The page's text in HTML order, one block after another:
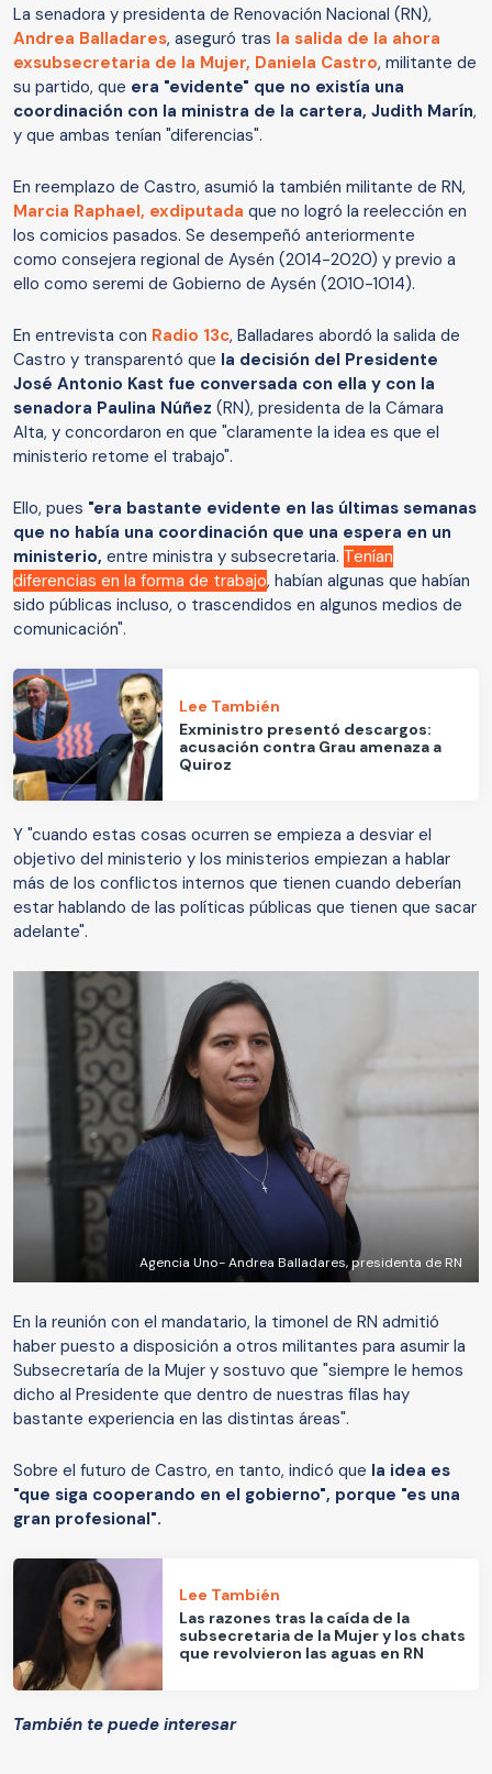
La senadora y presidenta de Renovación Nacional (RN),
Andrea Balladares, aseguró tras la salida de la ahora
exsubsecretaria de la Mujer, Daniela Castro, militante de
su partido, que era "evidente" que no existía una
coordinación con la ministra de la cartera, Judith Marín,
y que ambas tenían "diferencias".
En reemplazo de Castro, asumió la también militante de RN,
Marcia Raphael, exdiputada que no logró la reelección en
los comicios pasados. Se desempeñó anteriormente
como consejera regional de Aysén (2014-2020) y previo a
ello como seremi de Gobierno de Aysén (2010-1014).
En entrevista con Radio 13c, Balladares abordó la salida de
Castro y transparentó que la decisión del Presidente
José Antonio Kast fue conversada con ella y con la
senadora Paulina Núñez (RN), presidenta de la Cámara
Alta, y concordaron en que "claramente la idea es que el
ministerio retome el trabajo".
Ello, pues "era bastante evidente en las últimas semanas
que no había una coordinación que una espera en un
ministerio, entre ministra y subsecretaria. Tenían
diferencias en la forma de trabajo, habían algunas que habían
sido públicas incluso, o trascendidos en algunos medios de
comunicación".
Lee También
Exministro presentó descargos:
acusación contra Grau amenaza a
Quiroz
Y "cuando estas cosas ocurren se empieza a desviar el
objetivo del ministerio y los ministerios empiezan a hablar
más de los conflictos internos que tienen cuando deberían
estar hablando de las políticas públicas que tienen que sacar
adelante".
Agencia Uno- Andrea Balladares, presidenta de RN
En la reunión con el mandatario, la timonel de RN admitió
haber puesto a disposición a otros militantes para asumir la
Subsecretaría de la Mujer y sostuvo que "siempre le hemos
dicho al Presidente que dentro de nuestras filas hay
bastante experiencia en las distintas áreas".
Sobre el futuro de Castro, en tanto, indicó que la idea es
"que siga cooperando en el gobierno", porque "es una
gran profesional".
Lee También
Las razones tras la caída de la
subsecretaria de la Mujer y los chats
que revolvieron las aguas en RN
También te puede interesar